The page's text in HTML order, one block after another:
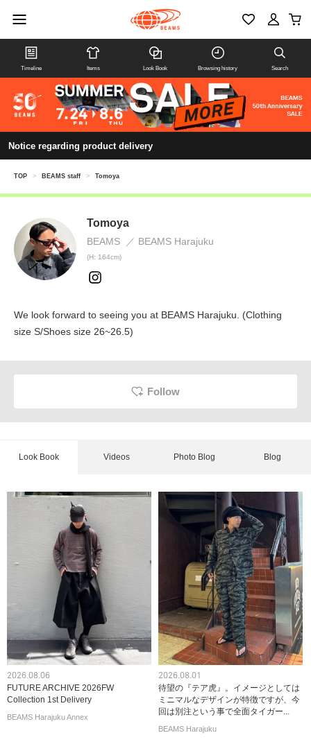
Timeline Items Look Book Browsing history Search
Notice regarding product delivery
TOP > BEAMS staff > Tomoya
Tomoya
BEAMS BEAMS Harajuku
(H: 164cm)
We look forward to seeing you at BEAMS Harajuku. (Clothing
size S/Shoes size 26~26.5)
Follow
Look Book Videos Photo Blog Blog
2026.08.06
FUTURE ARCHIVE 2026FW
Collection 1st Delivery
BEAMS Harajuku Annex
2026.08.01
待望の『テア虎』。イメージとしては
ミニマルなデザインが特徴ですが、今
回は別注という事で全面タイガー...
BEAMS Harajuku